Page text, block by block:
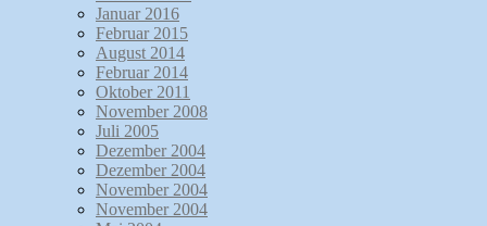
Januar 2016
Februar 2015
August 2014
Februar 2014
Oktober 2011
November 2008
Juli 2005
Dezember 2004
Dezember 2004
November 2004
November 2004